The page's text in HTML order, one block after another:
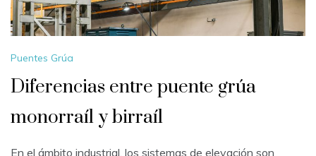
Puentes Grúa
Diferencias entre puente grúa
monorraíl y birraíl
En el ámbito industrial, los sistemas de elevación son